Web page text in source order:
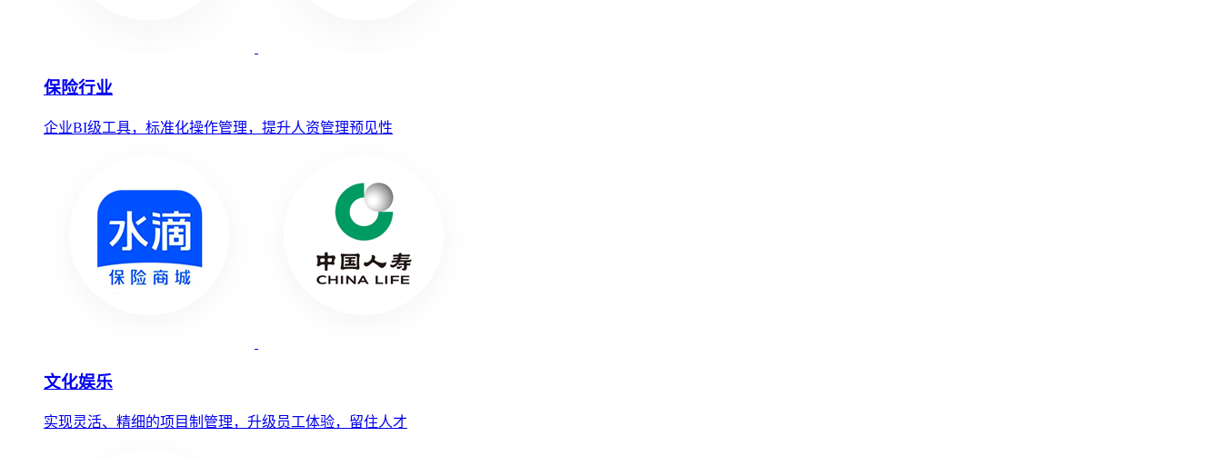
保险行业
企业BI级工具，标准化操作管理，提升人资管理预见性
文化娱乐
实现灵活、精细的项目制管理，升级员工体验，留住人才